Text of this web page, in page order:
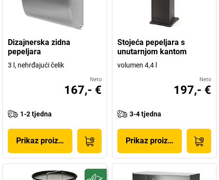
Dizajnerska zidna
pepeljara
3 l, nehrđajući čelik
Neto
167,- €
1-2 tjedna
Prikaz proizvoda
Stojeća pepeljara s
unutarnjom kantom
volumen 4,4 l
Neto
197,- €
3-4 tjedna
Prikaz proizvoda